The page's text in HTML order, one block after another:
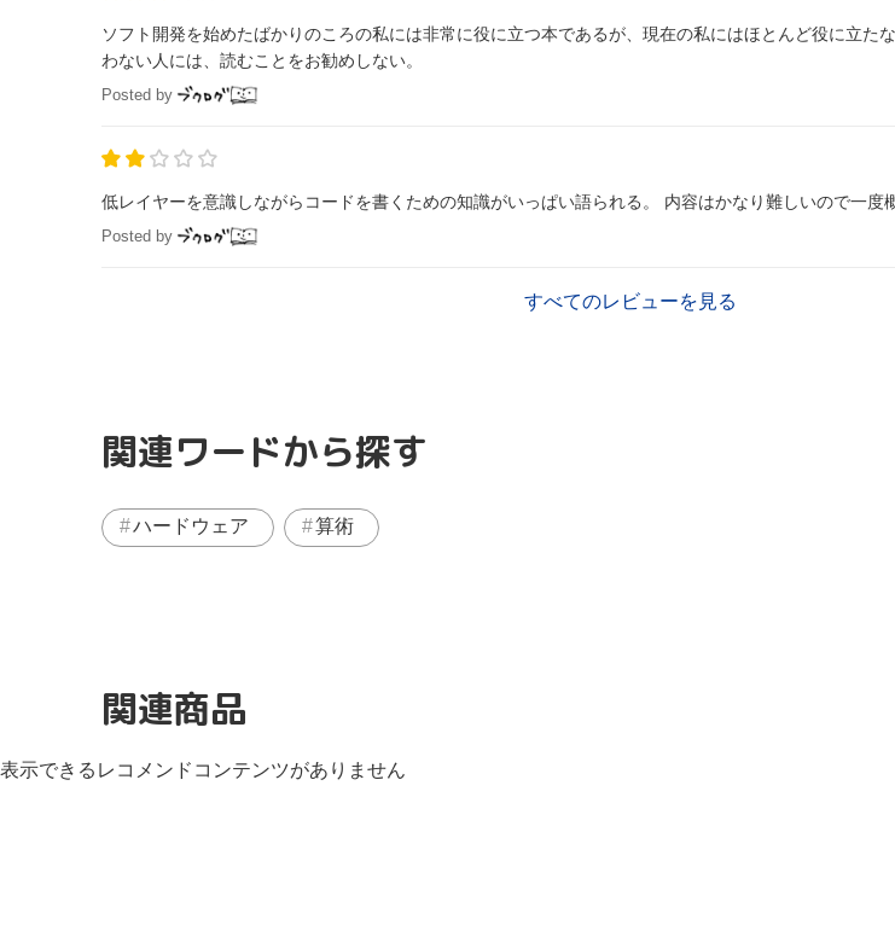
ソフト開発を始めたばかりのころの私には非常に役に立つ本であるが、現在の私にはほとんど役に立た
わない人には、読むことをお勧めしない。
Posted by
低レイヤーを意識しながらコードを書くための知識がいっぱい語られる。 内容はかなり難しいので一度
Posted by
すべてのレビューを見る
関連ワードから探す
ハードウェア 算術
関連商品
表示できるレコメンドコンテンツがありません